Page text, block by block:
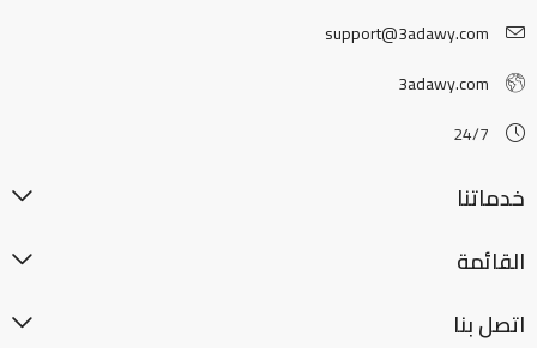
support@3adawy.com
3adawy.com
24/7
خدماتنا
القائمة
اتصل بنا